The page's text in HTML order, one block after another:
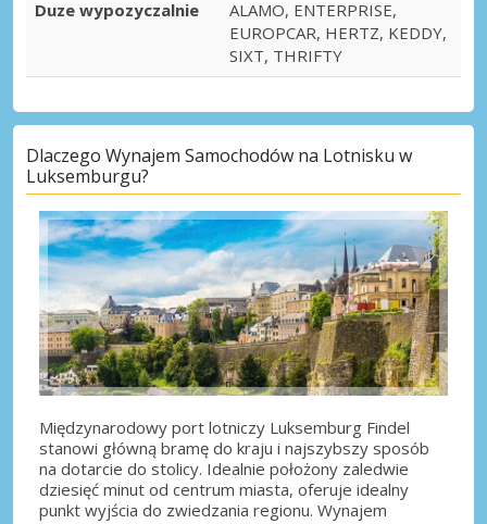
Duze wypozyczalnie
ALAMO, ENTERPRISE,
EUROPCAR, HERTZ, KEDDY,
SIXT, THRIFTY
Dlaczego Wynajem Samochodów na Lotnisku w
Luksemburgu?
Międzynarodowy port lotniczy Luksemburg Findel
stanowi główną bramę do kraju i najszybszy sposób
na dotarcie do stolicy. Idealnie położony zaledwie
dziesięć minut od centrum miasta, oferuje idealny
punkt wyjścia do zwiedzania regionu. Wynajem